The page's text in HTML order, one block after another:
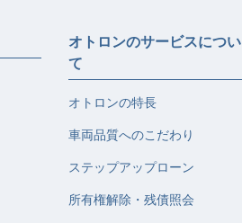
オトロンのサービスについ
て
オトロンの特長
車両品質へのこだわり
ステップアップローン
所有権解除・残債照会